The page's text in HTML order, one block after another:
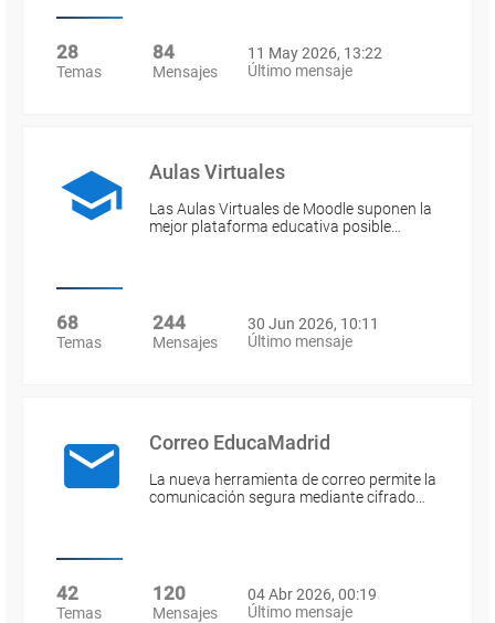
28
Temas
84
Mensajes
11 May 2026, 13:22
Último mensaje
Aulas Virtuales
Las Aulas Virtuales de Moodle suponen la
mejor plataforma educativa posible…
68
Temas
244
Mensajes
30 Jun 2026, 10:11
Último mensaje
Correo EducaMadrid
La nueva herramienta de correo permite la
comunicación segura mediante cifrado…
42
Temas
120
Mensajes
04 Abr 2026, 00:19
Último mensaje